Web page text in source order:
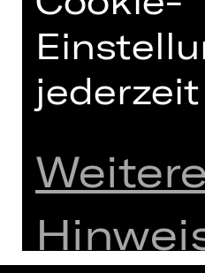
Spielplan
Künstler*innen
Kartenkauf
Presse
Kontakt
Weitere